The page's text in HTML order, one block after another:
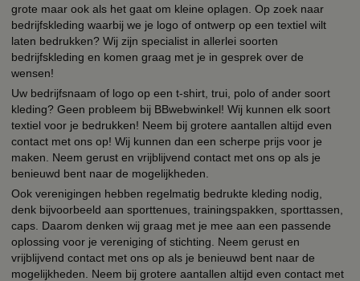
grote maar ook als het gaat om kleine oplagen. Op zoek naar
bedrijfskleding waarbij we je logo of ontwerp op een textiel wilt
laten bedrukken? Wij zijn specialist in allerlei soorten
bedrijfskleding en komen graag met je in gesprek over de
wensen!
Uw bedrijfsnaam of logo op een t-shirt, trui, polo of ander soort
kleding? Geen probleem bij BBwebwinkel! Wij kunnen elk soort
textiel voor je bedrukken! Neem bij grotere aantallen altijd even
contact met ons op! Wij kunnen dan een scherpe prijs voor je
maken. Neem gerust en vrijblijvend contact met ons op als je
benieuwd bent naar de mogelijkheden.
Ook verenigingen hebben regelmatig bedrukte kleding nodig,
denk bijvoorbeeld aan sporttenues, trainingspakken, sporttassen,
caps. Daarom denken wij graag met je mee aan een passende
oplossing voor je vereniging of stichting. Neem gerust en
vrijblijvend contact met ons op als je benieuwd bent naar de
mogelijkheden. Neem bij grotere aantallen altijd even contact met